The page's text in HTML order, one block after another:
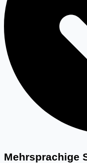
Mehrsprachige